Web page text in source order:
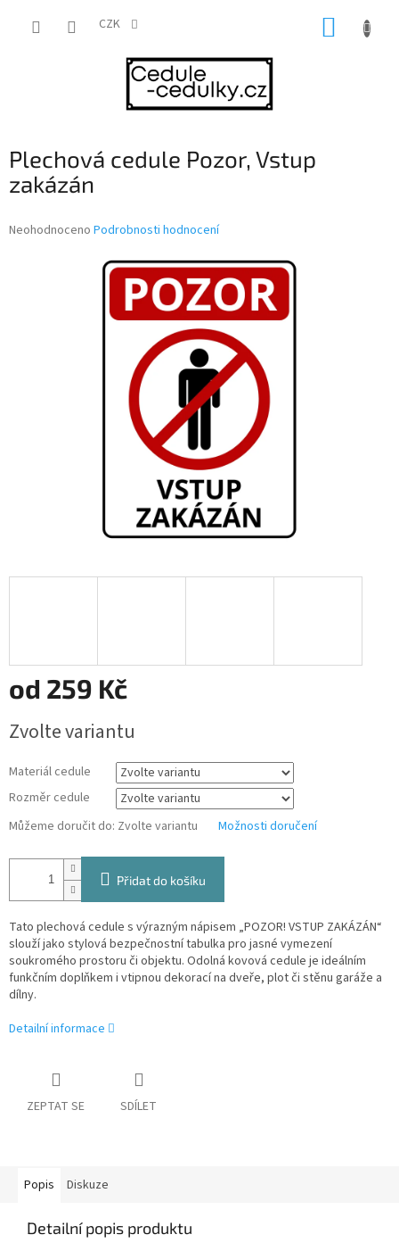
CZK
Plechová cedule Pozor, Vstup
zakázán
Průměrné
Neohodnoceno Podrobnosti hodnocení
od 259 Kč
cena:
Zvolte variantu
Materiál cedule
Rozměr cedule
Můžeme doručit do: Zvolte variantu Možnosti doručení
Přidat do košíku
Tato plechová cedule s výrazným nápisem „POZOR! VSTUP ZAKÁZÁN“
slouží jako stylová bezpečnostní tabulka pro jasné vymezení
soukromého prostoru či objektu. Odolná kovová cedule je ideálním
funkčním doplňkem i vtipnou dekorací na dveře, plot či stěnu garáže a
dílny.
Detailní informace
ZEPTAT SE SDÍLET
Popis Diskuze
Detailní popis produktu